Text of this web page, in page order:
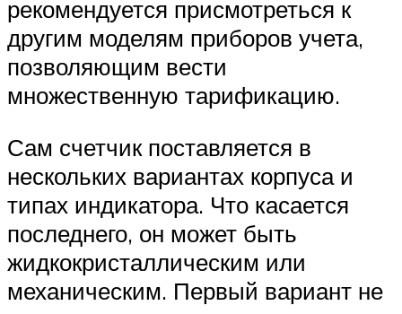
рекомендуется присмотреться к
другим моделям приборов учета,
позволяющим вести
множественную тарификацию.
Сам счетчик поставляется в
нескольких вариантах корпуса и
типах индикатора. Что касается
последнего, он может быть
жидкокристаллическим или
механическим. Первый вариант не